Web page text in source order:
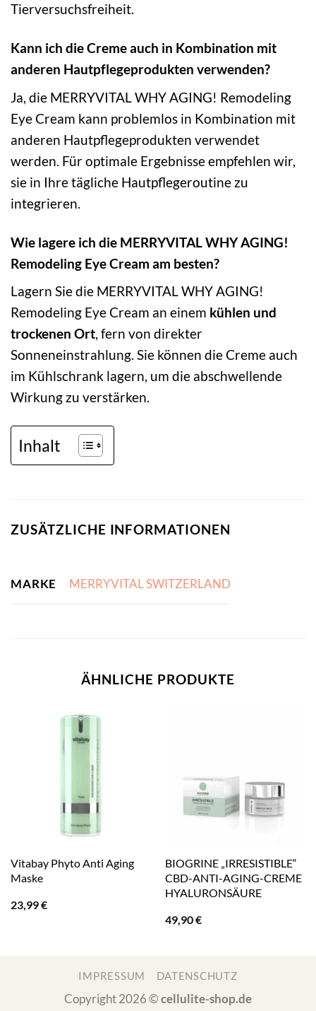
Tierversuchsfreiheit.
Kann ich die Creme auch in Kombination mit
anderen Hautpflegeprodukten verwenden?
Ja, die MERRYVITAL WHY AGING! Remodeling
Eye Cream kann problemlos in Kombination mit
anderen Hautpflegeprodukten verwendet
werden. Für optimale Ergebnisse empfehlen wir,
sie in Ihre tägliche Hautpflegeroutine zu
integrieren.
Wie lagere ich die MERRYVITAL WHY AGING!
Remodeling Eye Cream am besten?
Lagern Sie die MERRYVITAL WHY AGING!
Remodeling Eye Cream an einem kühlen und
trockenen Ort, fern von direkter
Sonneneinstrahlung. Sie können die Creme auch
im Kühlschrank lagern, um die abschwellende
Wirkung zu verstärken.
Inhalt
ZUSÄTZLICHE INFORMATIONEN
MARKE MERRYVITAL SWITZERLAND
ÄHNLICHE PRODUKTE
Vitabay Phyto Anti Aging
Maske
23,99€
BIOGRINE „IRRESISTIBLE“
CBD-ANTI-AGING-CREME
HYALURONSÄURE
49,90€
IMPRESSUM DATENSCHUTZ
Copyright 2026 ©cellulite-shop.de